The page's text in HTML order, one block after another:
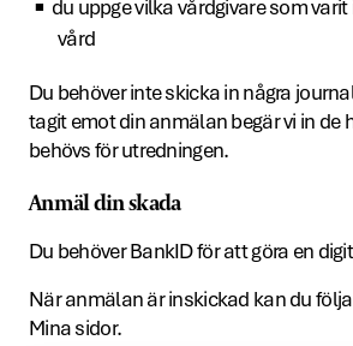
du uppge vilka vårdgivare som
vård
Du behöver inte skicka in några
tagit emot din anmälan begär vi in de
behövs för utredningen.
Anmäl din skada
Du behöver BankID för att göra en
När anmälan är inskickad kan du
Mina sidor.